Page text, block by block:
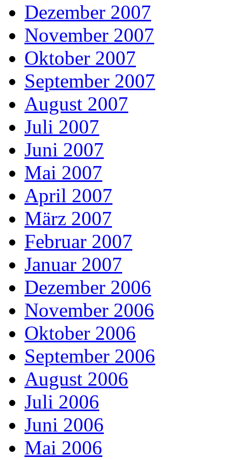
Dezember 2007
November 2007
Oktober 2007
September 2007
August 2007
Juli 2007
Juni 2007
Mai 2007
April 2007
März 2007
Februar 2007
Januar 2007
Dezember 2006
November 2006
Oktober 2006
September 2006
August 2006
Juli 2006
Juni 2006
Mai 2006